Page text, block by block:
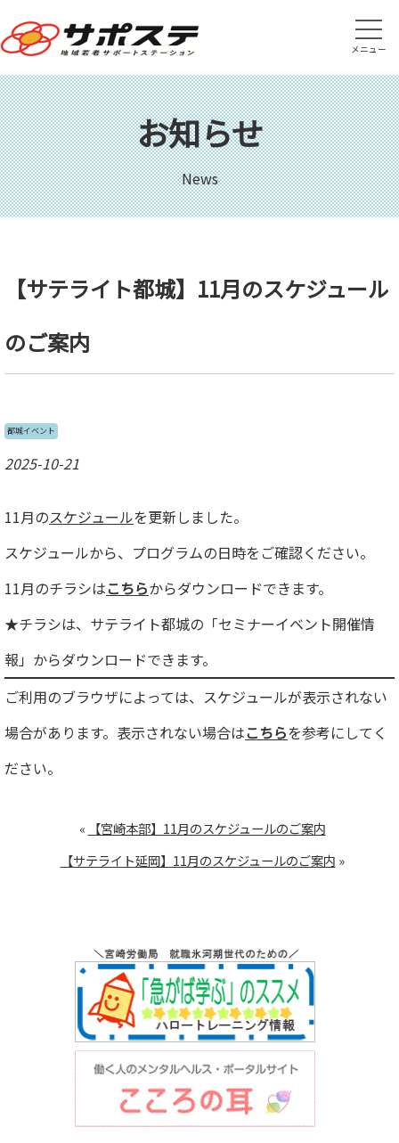
メニュー
お知らせ
News
【サテライト都城】11月のスケジュール
のご案内
都城イベント
2025-10-21
11月のスケジュールを更新しました。
スケジュールから、プログラムの日時をご確認ください。
11月のチラシはこちらからダウンロードできます。
★チラシは、サテライト都城の「セミナーイベント開催情
報」からダウンロードできます。
ご利用のブラウザによっては、スケジュールが表示されない
場合があります。表示されない場合はこちらを参考にしてく
ださい。
«
【宮崎本部】11月のスケジュールのご案内
【サテライト延岡】11月のスケジュールのご案内 »